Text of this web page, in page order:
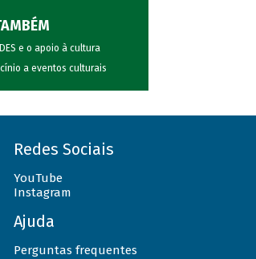
e o apoio à cultura
a eventos culturais
Redes Sociais
YouTube
Instagram
Ajuda
Perguntas frequentes